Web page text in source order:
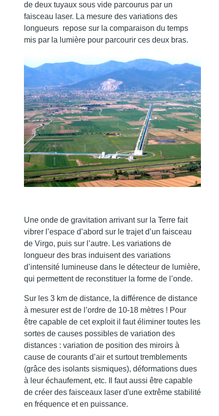
de deux tuyaux sous vide parcourus par un
faisceau laser. La mesure des variations des
longueurs repose sur la comparaison du temps
mis par la lumière pour parcourir ces deux bras.
Une onde de gravitation arrivant sur la Terre fait
vibrer l’espace d’abord sur le trajet d’un faisceau
de Virgo, puis sur l’autre. Les variations de
longueur des bras induisent des variations
d’intensité lumineuse dans le détecteur de lumière,
qui permettent de reconstituer la forme de l’onde.
Sur les 3 km de distance, la différence de distance
à mesurer est de l’ordre de 10-18 mètres ! Pour
être capable de cet exploit il faut éliminer toutes les
sortes de causes possibles de variation des
distances : variation de position des miroirs à
cause de courants d’air et surtout tremblements
(grâce des isolants sismiques), déformations dues
à leur échaufement, etc. Il faut aussi être capable
de créer des faisceaux laser d'une extrême stabilité
en fréquence et en puissance.